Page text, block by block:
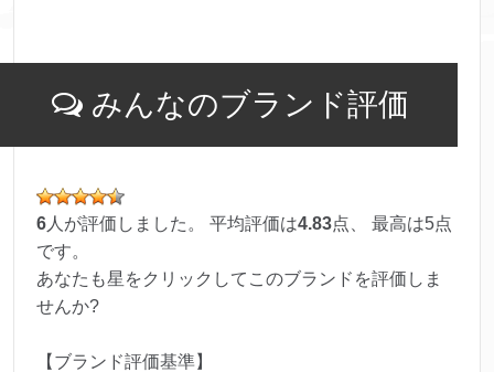
みんなのブランド評価
6 人が評価しました。 平均評価は4.83点、 最高は5点
です。
あなたも星をクリックしてこのブランドを評価しま
せんか?
【ブランド評価基準】